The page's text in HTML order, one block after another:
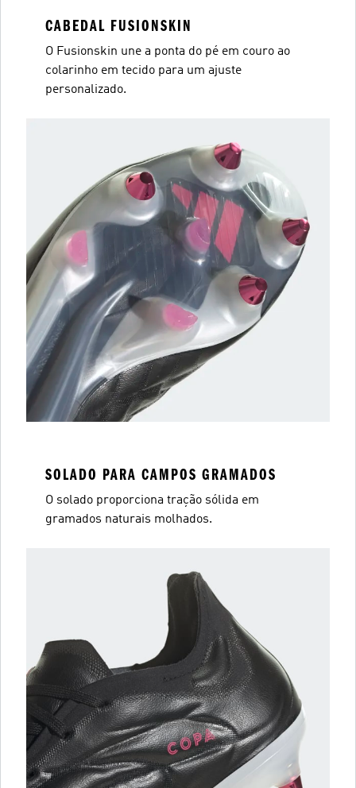
CABEDAL FUSIONSKIN
O Fusionskin une a ponta do pé em couro ao
colarinho em tecido para um ajuste
personalizado.
SOLADO PARA CAMPOS GRAMADOS
O solado proporciona tração sólida em
gramados naturais molhados.